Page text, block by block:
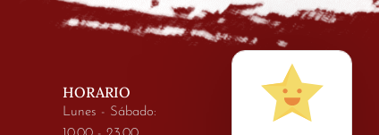
HORARIO
Lunes - Sábado: